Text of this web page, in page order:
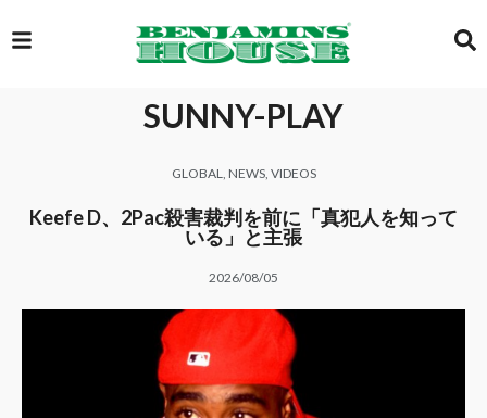
EXCLUSIVE
GLOBAL
GALLERY
SUNNY-PLAY
GLOBAL NEWS, VIDEOS
Keefe D、2Pac殺害裁判を前に「真犯人を知って
いる」と主張
2026/08/05